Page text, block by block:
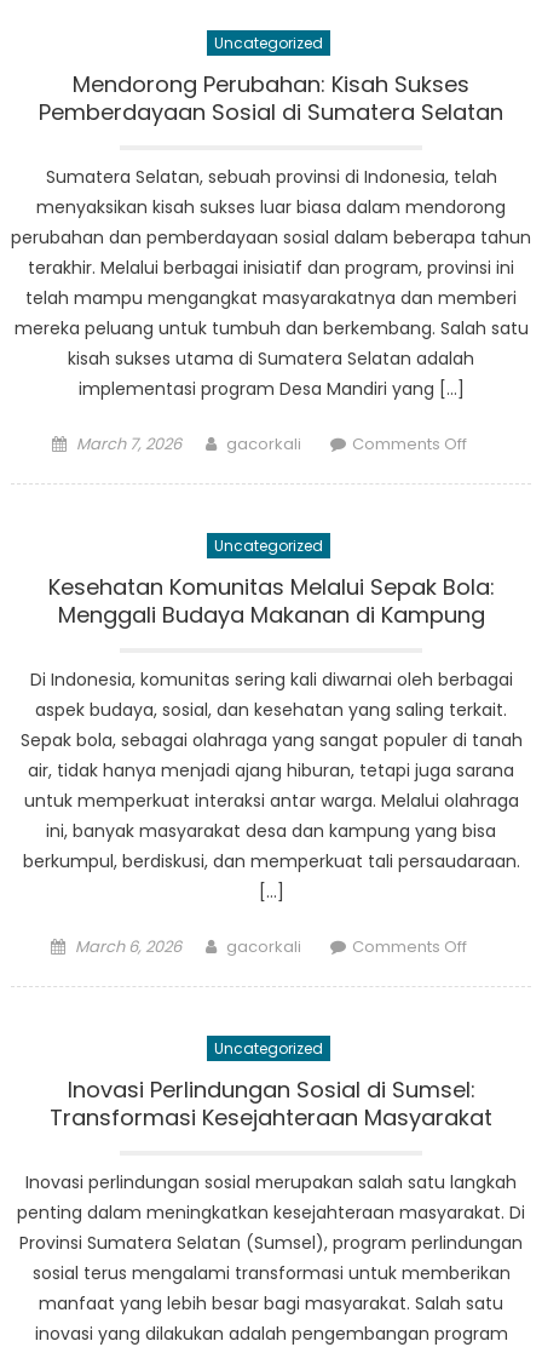
di
Sumsel
Uncategorized
Mendorong Perubahan: Kisah Sukses
Pemberdayaan Sosial di Sumatera Selatan
Sumatera Selatan, sebuah provinsi di Indonesia, telah
menyaksikan kisah sukses luar biasa dalam mendorong
perubahan dan pemberdayaan sosial dalam beberapa tahun
terakhir. Melalui berbagai inisiatif dan program, provinsi ini
telah mampu mengangkat masyarakatnya dan memberi
mereka peluang untuk tumbuh dan berkembang. Salah satu
kisah sukses utama di Sumatera Selatan adalah
implementasi program Desa Mandiri yang […]
Posted
March 7, 2026 Author
gacorkali Comments Offon
Sosial
di
Selatan
Uncategorized
Kesehatan Komunitas Melalui Sepak Bola:
Menggali Budaya Makanan di Kampung
Di Indonesia, komunitas sering kali diwarnai oleh berbagai
aspek budaya, sosial, dan kesehatan yang saling terkait.
Sepak bola, sebagai olahraga yang sangat populer di tanah
air, tidak hanya menjadi ajang hiburan, tetapi juga sarana
untuk memperkuat interaksi antar warga. Melalui olahraga
ini, banyak masyarakat desa dan kampung yang bisa
berkumpul, berdiskusi, dan memperkuat tali persaudaraan.
[…]
Posted
March 6, 2026 Author
gacorkali Comments Offon
Bola:
Menggali
di
Kampung
Uncategorized
Inovasi Perlindungan Sosial di Sumsel:
Transformasi Kesejahteraan Masyarakat
Inovasi perlindungan sosial merupakan salah satu langkah
penting dalam meningkatkan kesejahteraan masyarakat. Di
Provinsi Sumatera Selatan (Sumsel), program perlindungan
sosial terus mengalami transformasi untuk memberikan
manfaat yang lebih besar bagi masyarakat. Salah satu
inovasi yang dilakukan adalah pengembangan program